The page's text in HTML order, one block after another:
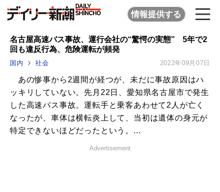
情報提供する
名古屋高速バス事故、運行会社の“驚愕の実態” 5年で2
回も違反行為、危険運転が頻発
国内 社会 2022年09月07日
あの惨事から2週間が経つが、未だに事故原因はハ
ッキリしていない。先月22日、愛知県名古屋市で発生
した高速バス事故。運転手と乗客あわせて2人が亡く
なったが、車体は横転炎上して、当初は遺体の身元が
特定できないほどだったという。...
Advertisement